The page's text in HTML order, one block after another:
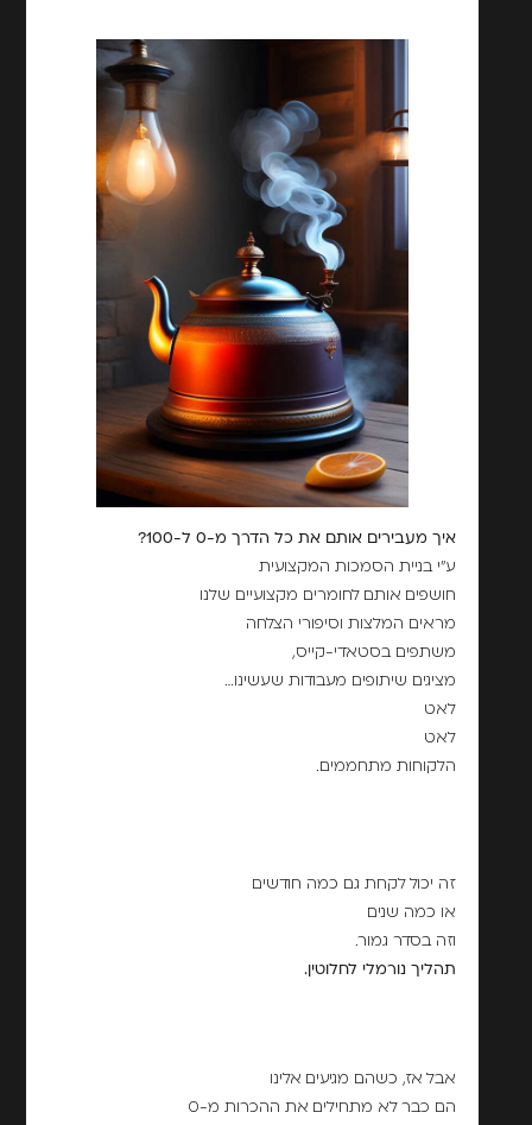
איך מעבירים אותם את כל הדרך מ-0 ל-100?
ע"י בניית הסמכות המקצועית
חושפים אותם לחומרים מקצועיים שלנו
מראים המלצות וסיפורי הצלחה
משתפים בסטאדי-קייס,
מציגים שיתופים מעבודות שעשינו…
לאט
לאט
הלקוחות מתחממים.
זה יכול לקחת גם כמה חודשים
או כמה שנים
וזה בסדר גמור.
תהליך נורמלי לחלוטין.
אבל אז, כשהם מגיעים אלינו
הם כבר לא מתחילים את ההכרות מ-0